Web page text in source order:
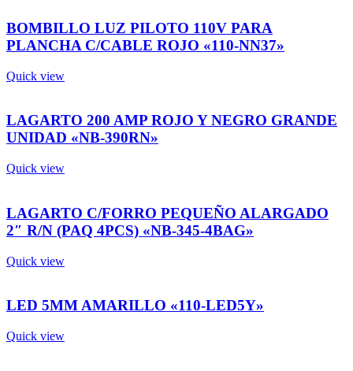
BOMBILLO LUZ PILOTO 110V PARA
PLANCHA C/CABLE ROJO «110-NN37»
Quick view
LAGARTO 200 AMP ROJO Y NEGRO GRANDE
UNIDAD «NB-390RN»
Quick view
LAGARTO C/FORRO PEQUEÑO ALARGADO
2″ R/N (PAQ 4PCS) «NB-345-4BAG»
Quick view
LED 5MM AMARILLO «110-LED5Y»
Quick view